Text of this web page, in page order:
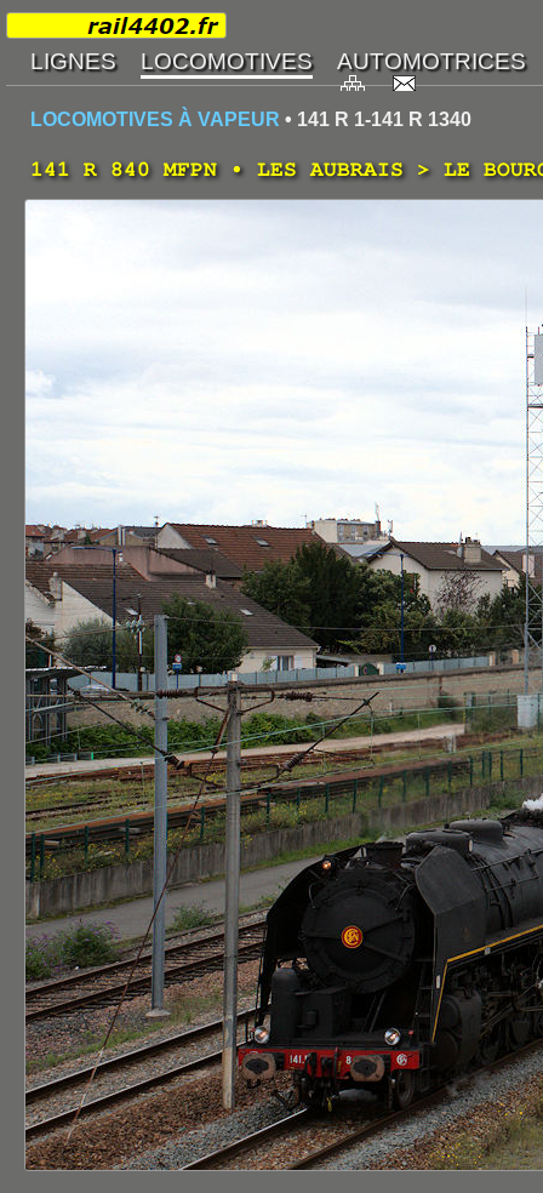
LOCOMOTIVES À VAPEUR • 141 R 1-141 R 1340
141 R 840 MFPN • LES AUBRAIS > LE